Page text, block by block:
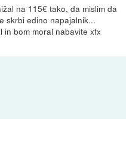
na 115€ tako, da mislim da
skrbi edino napajalnik...
in bom moral nabavite xfx